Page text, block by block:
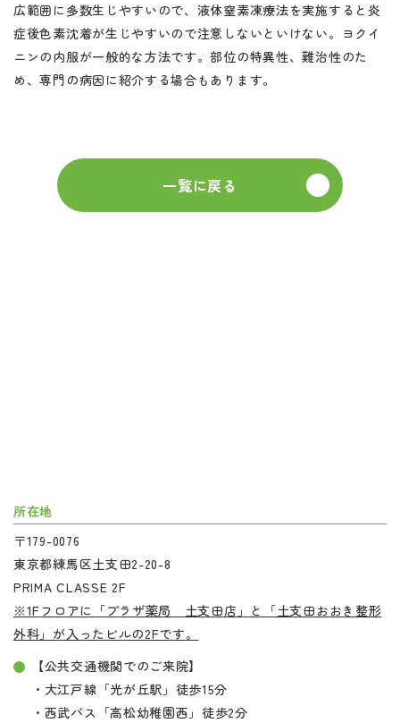
広範囲に多数生じやすいので、液体窒素凍療法を実施すると炎
症後色素沈着が生じやすいので注意しないといけない。ヨクイ
ニンの内服が一般的な方法です。部位の特異性、難治性のた
め、専門の病因に紹介する場合もあります。
一覧に戻る
所在地
〒179-0076
東京都練馬区土支田2-20-8
PRIMA CLASSE 2F
※1Fフロアに「プラザ薬局 土支田店」と「土支田おおき整形
外科」が入ったビルの2Fです。
【公共交通機関でのご来院】
・大江戸線「光が丘駅」徒歩15分
・西武バス「高松幼稚園西」徒歩2分